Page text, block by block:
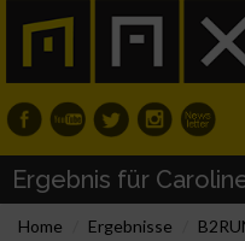
Ergebnis für
Home Ergebnisse